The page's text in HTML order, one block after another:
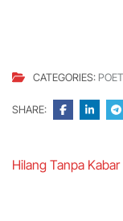
CATEGORIES:
SHARE:
Post
Hilang Tanpa Kabar